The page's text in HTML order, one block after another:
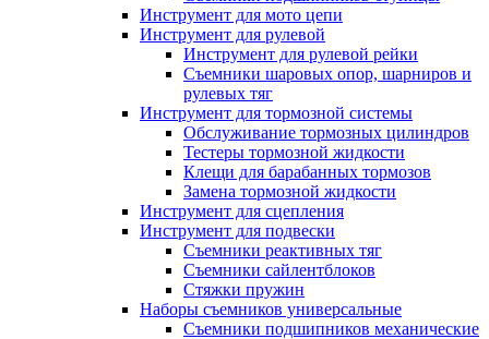
Инструмент для мото цепи
Инструмент для рулевой
Инструмент для рулевой рейки
Съемники шаровых опор, шарниров и
рулевых тяг
Инструмент для тормозной системы
Обслуживание тормозных цилиндров
Тестеры тормозной жидкости
Клещи для барабанных тормозов
Замена тормозной жидкости
Инструмент для сцепления
Инструмент для подвески
Съемники реактивных тяг
Съемники сайлентблоков
Стяжки пружин
Наборы съемников универсальные
Съемники подшипников механические